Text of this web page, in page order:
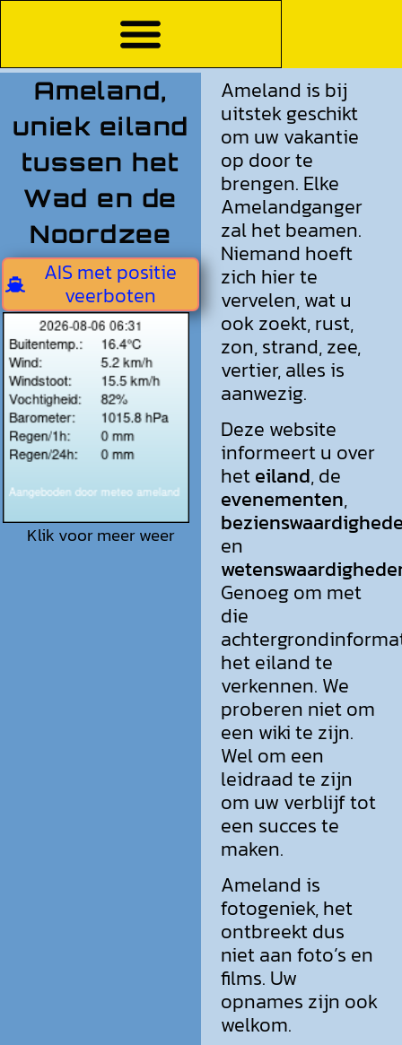
Ameland is bij
uitstek geschikt
om uw vakantie
op door te
brengen. Elke
Amelandganger
zal het beamen.
Niemand hoeft
zich hier te
vervelen, wat u
ook zoekt, rust,
zon, strand, zee,
vertier, alles is
aanwezig.
Deze website
informeert u over
heteiland, de
evenementen,
en
Genoeg om met
die
het eiland te
verkennen. We
proberen niet om
een wiki te zijn.
Wel om een
leidraad te zijn
om uw verblijf tot
een succes te
maken.
Ameland is
fotogeniek, het
ontbreekt dus
niet aan foto’s en
films. Uw
opnames zijn ook
welkom.
Ameland,
uniek eiland
tussen het
Wad en de
Noordzee
AIS met positie
veerboten
Klik voor meer weer